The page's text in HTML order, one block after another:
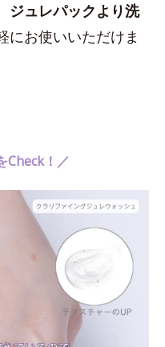
ジュレパックより洗
にお使いいただけま
Check！／